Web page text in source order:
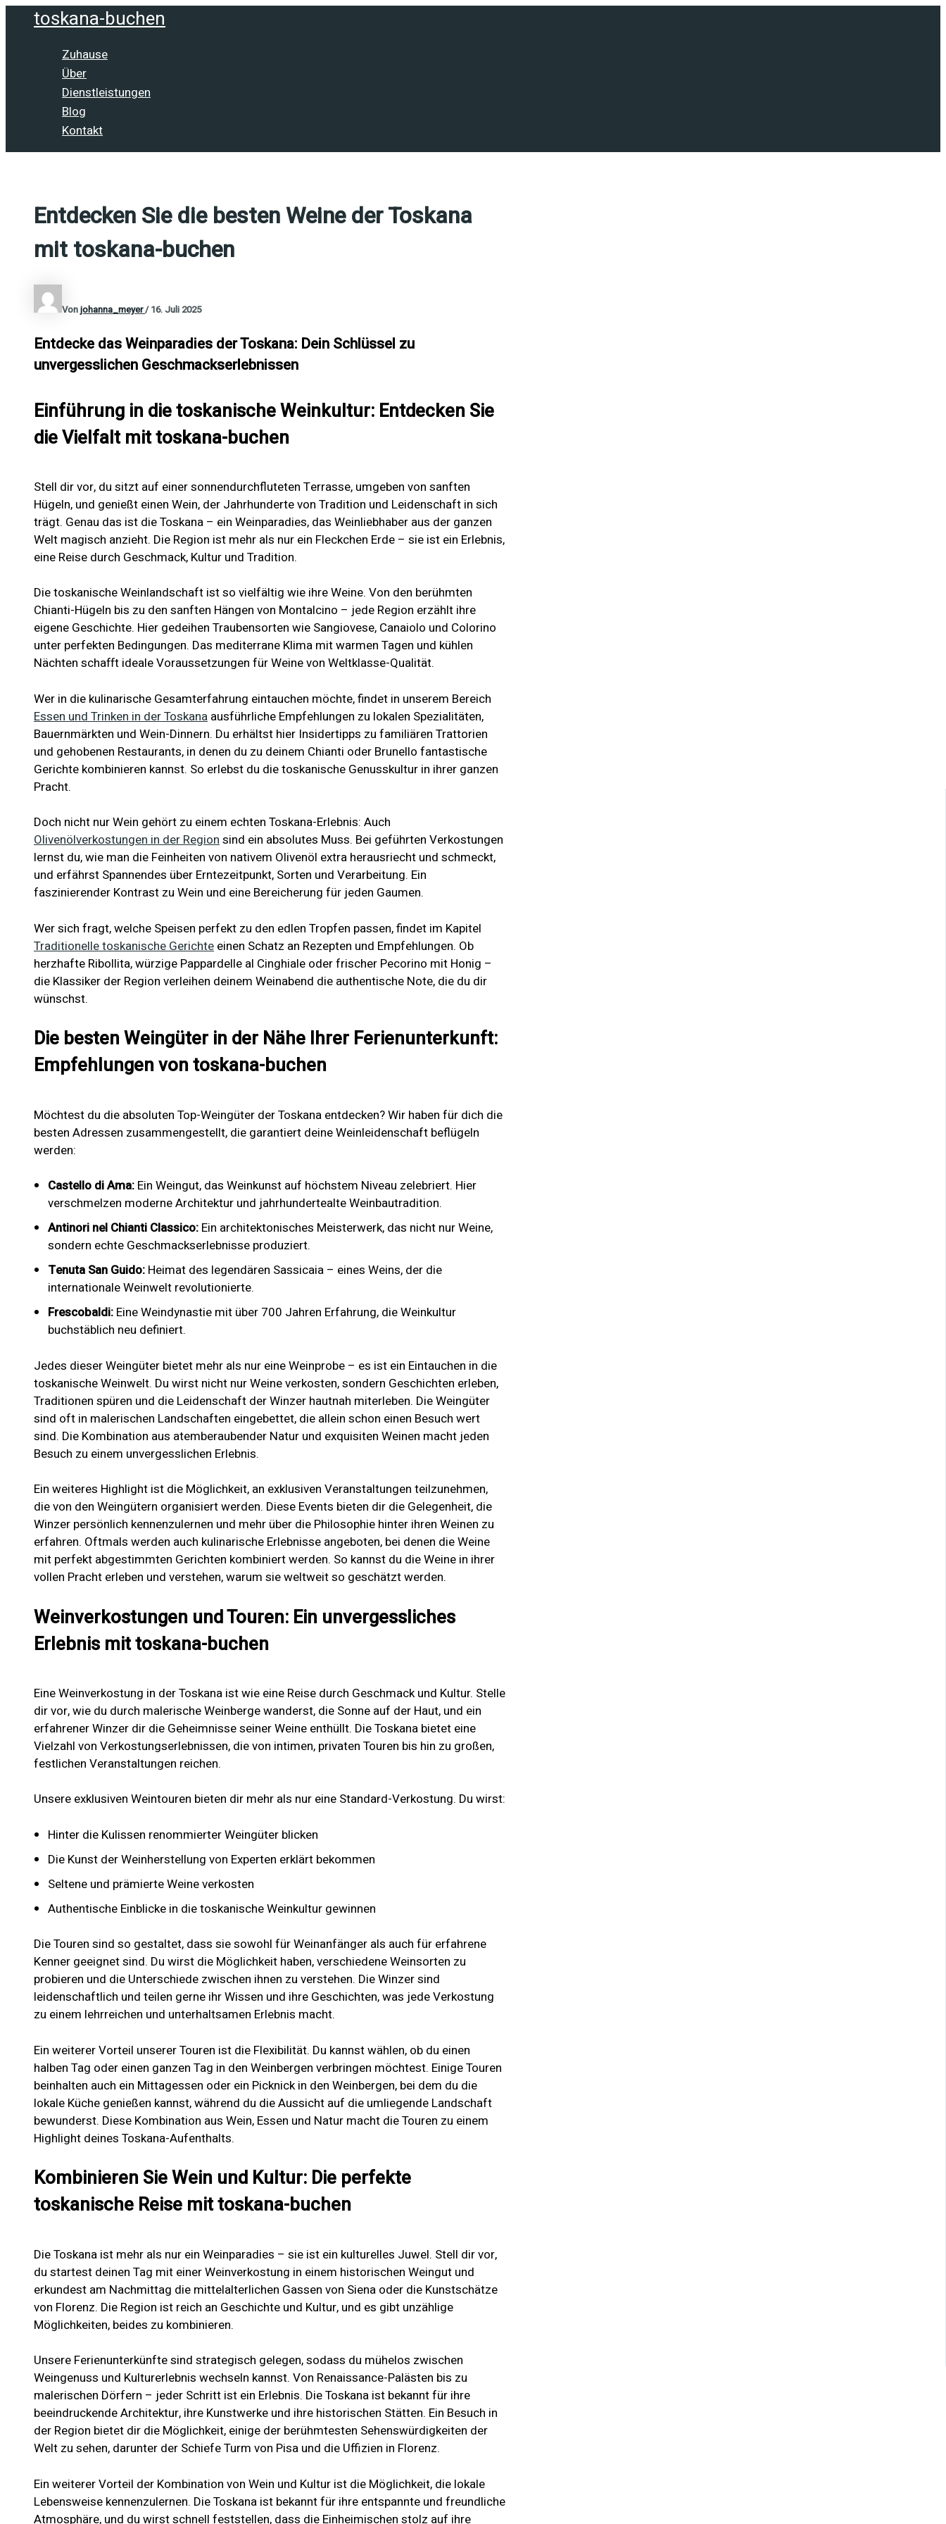
Inhalttoskana-buchen
Zuhause
Über
Dienstleistungen
Blog
Kontakt
Entdecken Sie die besten Weine der Toskana
mit toskana-buchen
Vonjohanna_meyer/16. Juli 2025
Entdecke das Weinparadies der Toskana: Dein Schlüssel zu
unvergesslichen Geschmackserlebnissen
Einführung in die toskanische Weinkultur: Entdecken Sie
die Vielfalt mit toskana-buchen
Stell dir vor, du sitzt auf einer sonnendurchfluteten Terrasse, umgeben von sanften
Hügeln, und genießt einen Wein, der Jahrhunderte von Tradition und Leidenschaft in sich
trägt. Genau das ist die Toskana – ein Weinparadies, das Weinliebhaber aus der ganzen
Welt magisch anzieht. Die Region ist mehr als nur ein Fleckchen Erde – sie ist ein Erlebnis,
eine Reise durch Geschmack, Kultur und Tradition.
Die toskanische Weinlandschaft ist so vielfältig wie ihre Weine. Von den berühmten
Chianti-Hügeln bis zu den sanften Hängen von Montalcino – jede Region erzählt ihre
eigene Geschichte. Hier gedeihen Traubensorten wie Sangiovese, Canaiolo und Colorino
unter perfekten Bedingungen. Das mediterrane Klima mit warmen Tagen und kühlen
Nächten schafft ideale Voraussetzungen für Weine von Weltklasse-Qualität.
Wer in die kulinarische Gesamterfahrung eintauchen möchte, findet in unserem Bereich
Essen und Trinken in der Toskana ausführliche Empfehlungen zu lokalen Spezialitäten,
Bauernmärkten und Wein-Dinnern. Du erhältst hier Insidertipps zu familiären Trattorien
und gehobenen Restaurants, in denen du zu deinem Chianti oder Brunello fantastische
Gerichte kombinieren kannst. So erlebst du die toskanische Genusskultur in ihrer ganzen
Pracht.
Doch nicht nur Wein gehört zu einem echten Toskana-Erlebnis: Auch
Olivenölverkostungen in der Regionsind ein absolutes Muss. Bei geführten Verkostungen
lernst du, wie man die Feinheiten von nativem Olivenöl extra herausriecht und schmeckt,
und erfährst Spannendes über Erntezeitpunkt, Sorten und Verarbeitung. Ein
faszinierender Kontrast zu Wein und eine Bereicherung für jeden Gaumen.
Wer sich fragt, welche Speisen perfekt zu den edlen Tropfen passen, findet im Kapitel
Traditionelle toskanische Gerichte einen Schatz an Rezepten und Empfehlungen. Ob
herzhafte Ribollita, würzige Pappardelle al Cinghiale oder frischer Pecorino mit Honig –
die Klassiker der Region verleihen deinem Weinabend die authentische Note, die du dir
wünschst.
Die besten Weingüter in der Nähe Ihrer Ferienunterkunft:
Empfehlungen von toskana-buchen
Möchtest du die absoluten Top-Weingüter der Toskana entdecken? Wir haben für dich die
besten Adressen zusammengestellt, die garantiert deine Weinleidenschaft beflügeln
werden:
Castello di Ama: Ein Weingut, das Weinkunst auf höchstem Niveau zelebriert. Hier
verschmelzen moderne Architektur und jahrhundertealte Weinbautradition.
Antinori nel Chianti Classico: Ein architektonisches Meisterwerk, das nicht nur Weine,
sondern echte Geschmackserlebnisse produziert.
Tenuta San Guido: Heimat des legendären Sassicaia – eines Weins, der die
internationale Weinwelt revolutionierte.
Frescobaldi: Eine Weindynastie mit über 700 Jahren Erfahrung, die Weinkultur
buchstäblich neu definiert.
Jedes dieser Weingüter bietet mehr als nur eine Weinprobe – es ist ein Eintauchen in die
toskanische Weinwelt. Du wirst nicht nur Weine verkosten, sondern Geschichten erleben,
Traditionen spüren und die Leidenschaft der Winzer hautnah miterleben. Die Weingüter
sind oft in malerischen Landschaften eingebettet, die allein schon einen Besuch wert
sind. Die Kombination aus atemberaubender Natur und exquisiten Weinen macht jeden
Besuch zu einem unvergesslichen Erlebnis.
Ein weiteres Highlight ist die Möglichkeit, an exklusiven Veranstaltungen teilzunehmen,
die von den Weingütern organisiert werden. Diese Events bieten dir die Gelegenheit, die
Winzer persönlich kennenzulernen und mehr über die Philosophie hinter ihren Weinen zu
erfahren. Oftmals werden auch kulinarische Erlebnisse angeboten, bei denen die Weine
mit perfekt abgestimmten Gerichten kombiniert werden. So kannst du die Weine in ihrer
vollen Pracht erleben und verstehen, warum sie weltweit so geschätzt werden.
Weinverkostungen und Touren: Ein unvergessliches
Erlebnis mit toskana-buchen
Eine Weinverkostung in der Toskana ist wie eine Reise durch Geschmack und Kultur. Stelle
dir vor, wie du durch malerische Weinberge wanderst, die Sonne auf der Haut, und ein
erfahrener Winzer dir die Geheimnisse seiner Weine enthüllt. Die Toskana bietet eine
Vielzahl von Verkostungserlebnissen, die von intimen, privaten Touren bis hin zu großen,
festlichen Veranstaltungen reichen.
Unsere exklusiven Weintouren bieten dir mehr als nur eine Standard-Verkostung. Du wirst:
Hinter die Kulissen renommierter Weingüter blicken
Die Kunst der Weinherstellung von Experten erklärt bekommen
Seltene und prämierte Weine verkosten
Authentische Einblicke in die toskanische Weinkultur gewinnen
Die Touren sind so gestaltet, dass sie sowohl für Weinanfänger als auch für erfahrene
Kenner geeignet sind. Du wirst die Möglichkeit haben, verschiedene Weinsorten zu
probieren und die Unterschiede zwischen ihnen zu verstehen. Die Winzer sind
leidenschaftlich und teilen gerne ihr Wissen und ihre Geschichten, was jede Verkostung
zu einem lehrreichen und unterhaltsamen Erlebnis macht.
Ein weiterer Vorteil unserer Touren ist die Flexibilität. Du kannst wählen, ob du einen
halben Tag oder einen ganzen Tag in den Weinbergen verbringen möchtest. Einige Touren
beinhalten auch ein Mittagessen oder ein Picknick in den Weinbergen, bei dem du die
lokale Küche genießen kannst, während du die Aussicht auf die umliegende Landschaft
bewunderst. Diese Kombination aus Wein, Essen und Natur macht die Touren zu einem
Highlight deines Toskana-Aufenthalts.
Kombinieren Sie Wein und Kultur: Die perfekte
toskanische Reise mit toskana-buchen
Die Toskana ist mehr als nur ein Weinparadies – sie ist ein kulturelles Juwel. Stell dir vor,
du startest deinen Tag mit einer Weinverkostung in einem historischen Weingut und
erkundest am Nachmittag die mittelalterlichen Gassen von Siena oder die Kunstschätze
von Florenz. Die Region ist reich an Geschichte und Kultur, und es gibt unzählige
Möglichkeiten, beides zu kombinieren.
Unsere Ferienunterkünfte sind strategisch gelegen, sodass du mühelos zwischen
Weingenuss und Kulturerlebnis wechseln kannst. Von Renaissance-Palästen bis zu
malerischen Dörfern – jeder Schritt ist ein Erlebnis. Die Toskana ist bekannt für ihre
beeindruckende Architektur, ihre Kunstwerke und ihre historischen Stätten. Ein Besuch in
der Region bietet dir die Möglichkeit, einige der berühmtesten Sehenswürdigkeiten der
Welt zu sehen, darunter der Schiefe Turm von Pisa und die Uffizien in Florenz.
Ein weiterer Vorteil der Kombination von Wein und Kultur ist die Möglichkeit, die lokale
Lebensweise kennenzulernen. Die Toskana ist bekannt für ihre entspannte und freundliche
Atmosphäre, und du wirst schnell feststellen, dass die Einheimischen stolz auf ihre